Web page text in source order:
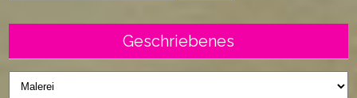
Geschriebenes
Geschriebenes